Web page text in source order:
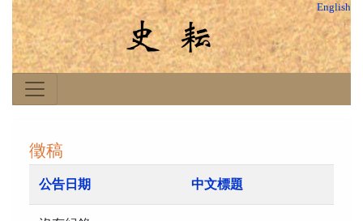
English
徵稿
公告日期 中文標題